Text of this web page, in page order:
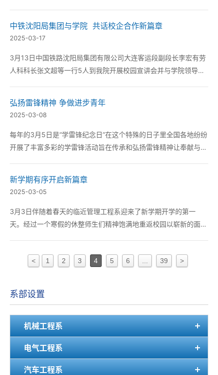
方面的合作迈上新台阶。 管理工程系相关领...
中铁沈阳局集团与学院 共话校企合作新篇章
2025-03-17
3月13日中国铁路沈阳局集团有限公司大连客运段副段长李宏有劳
人科科长张文超等一行5人到我院开展校园宣讲会并与学院领导进
表示热烈欢迎并介绍了学院的发展规划以及高...
弘扬雷锋精神 争做进步青年
2025-03-08
每年的3月5日是“学雷锋纪念日”在这个特殊的日子里全国各地纷纷
开展了丰富多彩的学雷锋活动旨在传承和弘扬雷锋精神让奉献与友
该将雷锋精神融入到日常的学习和生活中。...
新学期有序开启新篇章
2025-03-05
3月3日伴随着春天的临近管理工程系迎来了新学期开学的第一
天。经过一个寒假的休整师生们精神饱满地重返校园以崭新的面貌
发放等方面做了大量细致的工作。开学第一天系领...
< 1 2 3 4 5 6 39 >
系部设置
机械工程系
电气工程系
汽车工程系